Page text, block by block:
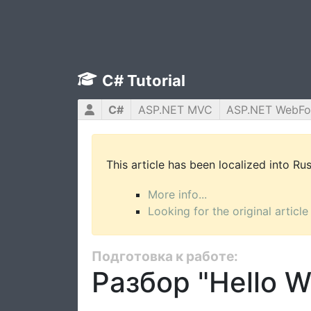
C# Tutorial
C# ASP.NET MVC ASP.NET
This article has been localized into
More info...
Looking for the original article
Подготовка к работе:
Разбор "Hello